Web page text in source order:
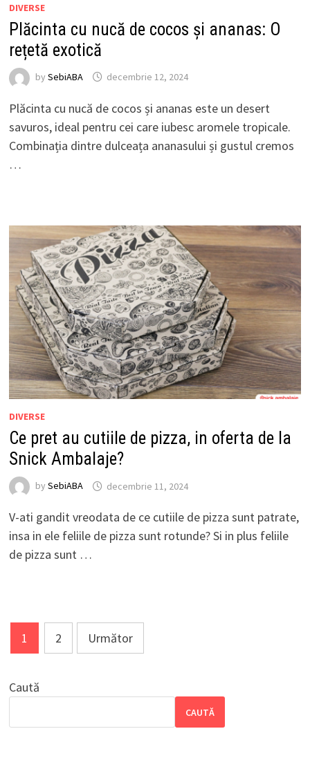
DIVERSE
Plăcinta cu nucă de cocos și ananas: O
rețetă exotică
by SebiABA decembrie 12, 2024
Plăcinta cu nucă de cocos și ananas este un desert
savuros, ideal pentru cei care iubesc aromele tropicale.
Combinația dintre dulceața ananasului și gustul cremos
…
DIVERSE
Ce pret au cutiile de pizza, in oferta de la
Snick Ambalaje?
by SebiABA decembrie 11, 2024
V-ati gandit vreodata de ce cutiile de pizza sunt patrate,
insa in ele feliile de pizza sunt rotunde? Si in plus feliile
de pizza sunt …
Paginație
articole
1 2 Următor
Caută
CAUTĂ